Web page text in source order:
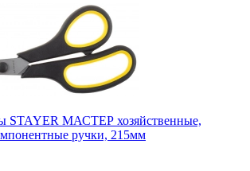
STAYER МАСТЕР хозяйственные,
ручки, 215мм